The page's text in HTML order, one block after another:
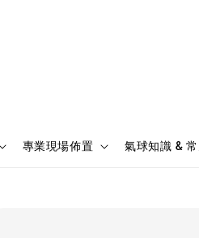
專業現場佈置 氣球知識 &